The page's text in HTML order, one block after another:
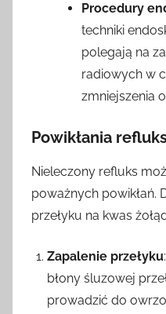
Procedury
techniki
polegają na
radiowych w
zmniejszenia
Powikłania
Nieleczony refluks
poważnych powikłań.
przełyku na kwas
Zapalenie przełyku
błony śluzowej
prowadzić do